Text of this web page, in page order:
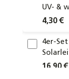
UV- &
4,30 €
4er-
16,90 €